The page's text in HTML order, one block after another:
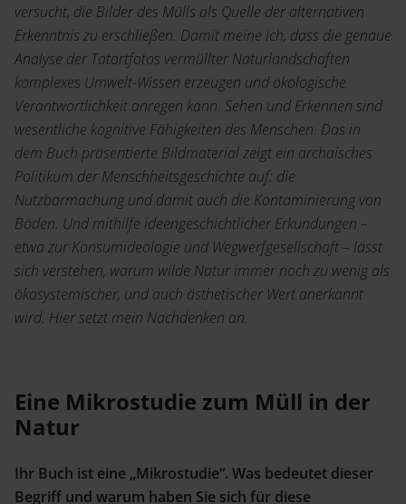
versucht, die Bilder des Mülls als Quelle der alternativen
Erkenntnis zu erschließen. Damit meine ich, dass die genaue
Analyse der Tatortfotos vermüllter Naturlandschaften
komplexes Umwelt-Wissen erzeugen und ökologische
Verantwortlichkeit anregen kann. Sehen und Erkennen sind
wesentliche kognitive Fähigkeiten des Menschen. Das in
dem Buch präsentierte Bildmaterial zeigt ein archaisches
Politikum der Menschheitsgeschichte auf: die
Nutzbarmachung und damit auch die Kontaminierung von
Böden. Und mithilfe ideengeschichtlicher Erkundungen –
etwa zur Konsumideologie und Wegwerfgesellschaft – lässt
sich verstehen, warum wilde Natur immer noch zu wenig als
ökosystemischer, und auch ästhetischer Wert anerkannt
wird. Hier setzt mein Nachdenken an.
Eine Mikrostudie zum Müll in der
Natur
Ihr Buch ist eine „Mikrostudie“. Was bedeutet dieser
Begriff und warum haben Sie sich für diese